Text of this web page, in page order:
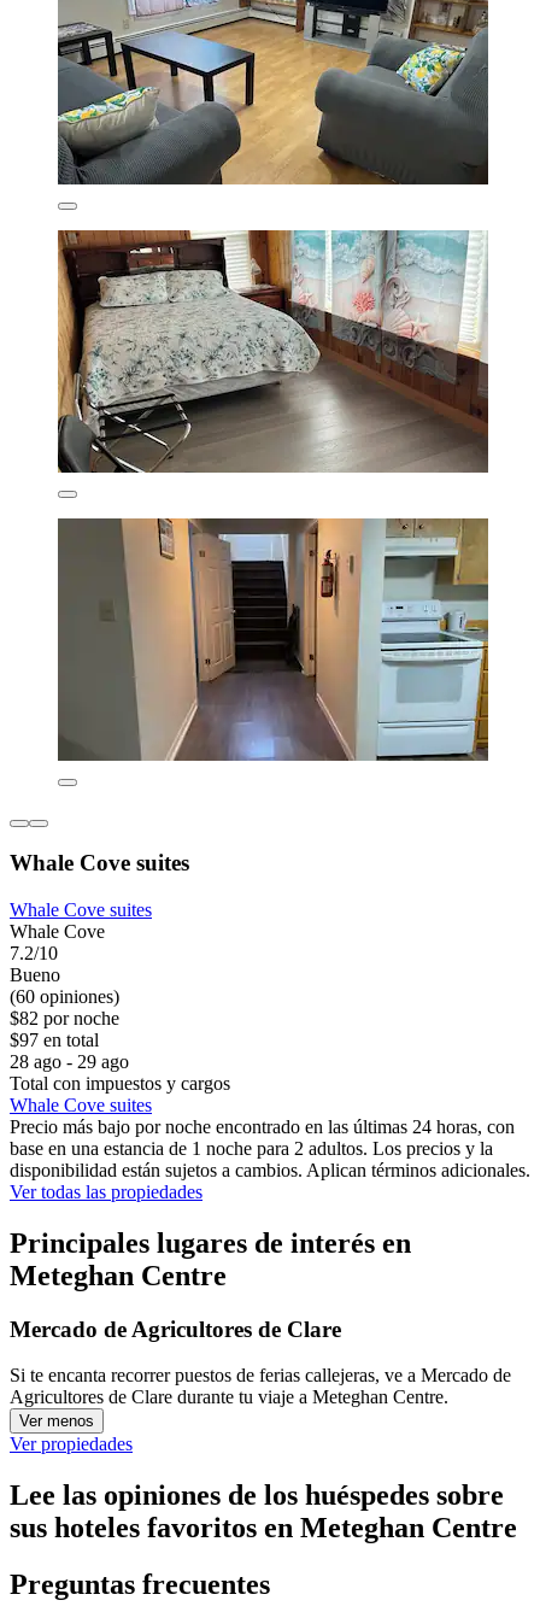
Whale Cove suites
Whale Cove suites
Whale Cove
7.2/10
Bueno
(60 opiniones)
$82 por noche
$97 en total
28 ago - 29 ago
Total con impuestos y cargos
Whale Cove suites
Precio más bajo por noche encontrado en las últimas 24 horas, con
base en una estancia de 1 noche para 2 adultos. Los precios y la
disponibilidad están sujetos a cambios. Aplican términos adicionales.
Ver todas las propiedades
Principales lugares de interés en
Meteghan Centre
Mercado de Agricultores de Clare
Si te encanta recorrer puestos de ferias callejeras, ve a Mercado de
Agricultores de Clare durante tu viaje a Meteghan Centre.
Ver menos
Ver propiedades
Lee las opiniones de los huéspedes sobre
sus hoteles favoritos en Meteghan Centre
Preguntas frecuentes